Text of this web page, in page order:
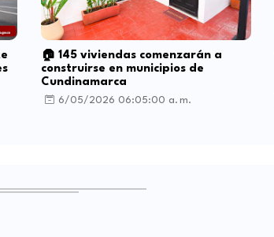
🏠 145 viviendas comenzarán a
construirse en municipios de
Cundinamarca
6/05/2026 06:05:00 a. m.